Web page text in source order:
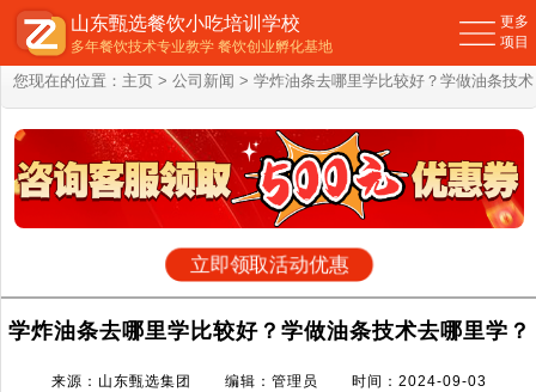
您现在的位置： 主页 > 公司新闻 > 学炸油条去哪里学比较好？学做油条技术
去哪里学？
立即领取活动优惠
学炸油条去哪里学比较好？学做油条技术去哪里学？
来源：山东甄选集团 编辑：管理员 时间：2024-09-03
山东甄选餐饮小吃培训学校
多年餐饮技术专业教学 餐饮创业孵化基地
更多
项目